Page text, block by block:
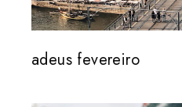
adeus fevereiro